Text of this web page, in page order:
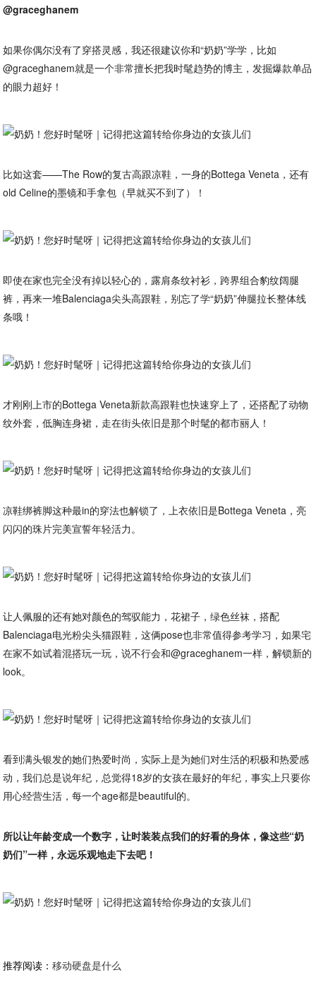
@graceghanem
如果你偶尔没有了穿搭灵感，我还很建议你和“奶奶”学学，比如
@graceghanem就是一个非常擅长把我时髦趋势的博主，发掘爆款单品
的眼力超好！
比如这套——The Row的复古高跟凉鞋，一身的Bottega Veneta，还有
old Celine的墨镜和手拿包（早就买不到了）！
即使在家也完全没有掉以轻心的，露肩条纹衬衫，跨界组合豹纹阔腿
裤，再来一堆Balenciaga尖头高跟鞋，别忘了学“奶奶”伸腿拉长整体线
条哦！
才刚刚上市的Bottega Veneta新款高跟鞋也快速穿上了，还搭配了动物
纹外套，低胸连身裙，走在街头依旧是那个时髦的都市丽人！
凉鞋绑裤脚这种最in的穿法也解锁了，上衣依旧是Bottega Veneta，亮
闪闪的珠片完美宣誓年轻活力。
让人佩服的还有她对颜色的驾驭能力，花裙子，绿色丝袜，搭配
Balenciaga电光粉尖头猫跟鞋，这俩pose也非常值得参考学习，如果宅
在家不如试着混搭玩一玩，说不行会和@graceghanem一样，解锁新的
look。
看到满头银发的她们热爱时尚，实际上是为她们对生活的积极和热爱感
动，我们总是说年纪，总觉得18岁的女孩在最好的年纪，事实上只要你
用心经营生活，每一个age都是beautiful的。
所以让年龄变成一个数字，让时装装点我们的好看的身体，像这些“奶
奶们”一样，永远乐观地走下去吧！
推荐阅读：移动硬盘是什么